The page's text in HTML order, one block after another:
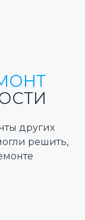
других
решить,